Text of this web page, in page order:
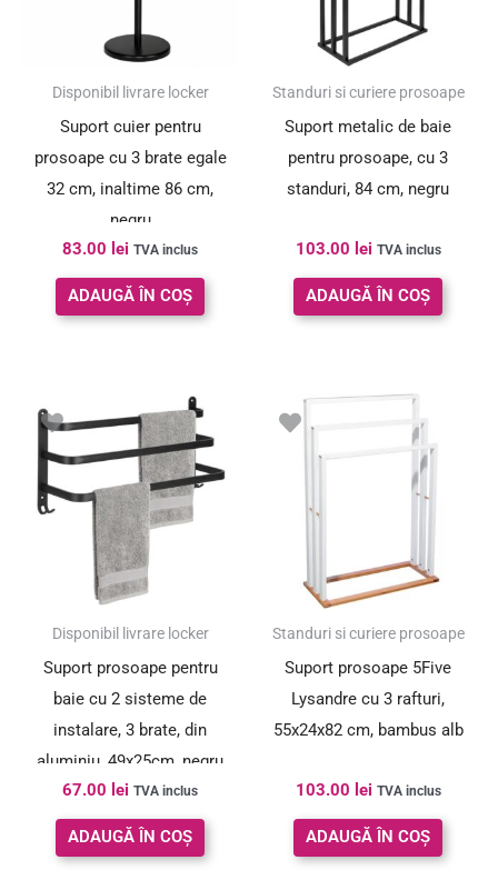
Disponibil livrare locker
Suport cuier pentru
prosoape cu 3 brate egale
32 cm, inaltime 86 cm,
negru
83.00 lei TVA inclus
ADAUGĂ ÎN COȘ
Standuri si curiere prosoape
Suport metalic de baie
pentru prosoape, cu 3
standuri, 84 cm, negru
103.00 lei TVA inclus
ADAUGĂ ÎN COȘ
Disponibil livrare locker
Suport prosoape pentru
baie cu 2 sisteme de
instalare, 3 brate, din
aluminiu, 49x25cm, negru
67.00 lei TVA inclus
ADAUGĂ ÎN COȘ
Standuri si curiere prosoape
Suport prosoape 5Five
Lysandre cu 3 rafturi,
55x24x82 cm, bambus alb
103.00 lei TVA inclus
ADAUGĂ ÎN COȘ